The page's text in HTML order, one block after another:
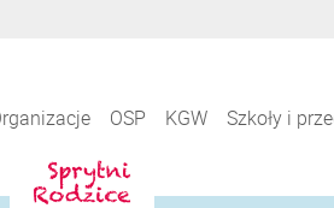
OSP KGW Szkoły i